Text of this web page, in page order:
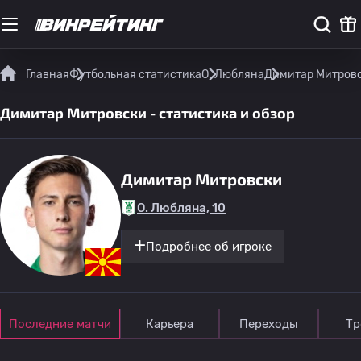
ГлавнаяФутбольная статистикаО. ЛюблянаДимитар
Димитар Митровски - статистика и обзор
Димитар Митровски
О. Любляна, 10
Подробнее об игроке
Последние матчи Карьера Переходы